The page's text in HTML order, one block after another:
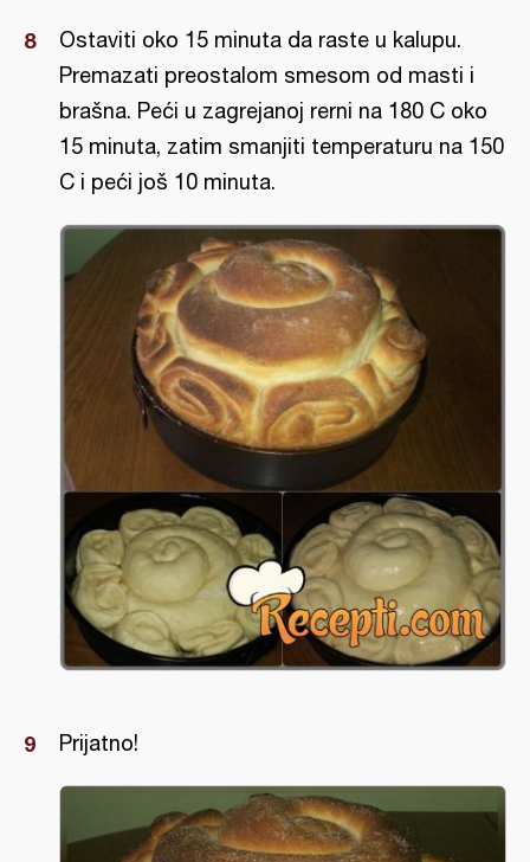
Ostaviti oko 15 minuta da raste u kalupu.
Premazati preostalom smesom od masti i
brašna. Peći u zagrejanoj rerni na 180 C oko
15 minuta, zatim smanjiti temperaturu na 150
C i peći još 10 minuta.
Prijatno!